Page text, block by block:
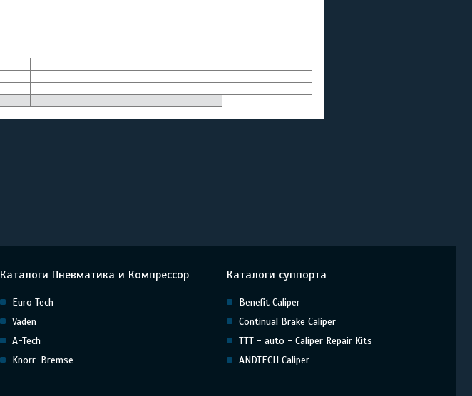
Каталоги Пневматика и Компрессор
Euro Tech
Vaden
A-Tech
Knorr-Bremse
Каталоги суппорта
Benefit Caliper
Continual Brake Caliper
TTT - auto - Caliper Repair Kits
ANDTECH Caliper